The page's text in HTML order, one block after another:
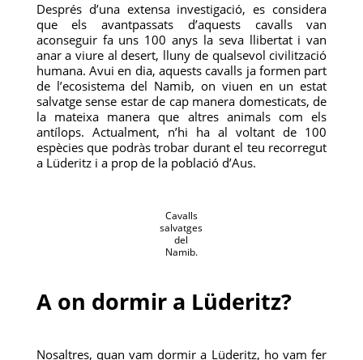
Després d’una extensa investigació, es considera
que els avantpassats d’aquests cavalls van
aconseguir fa uns 100 anys la seva llibertat i van
anar a viure al desert, lluny de qualsevol civilització
humana. Avui en dia, aquests cavalls ja formen part
de l’ecosistema del Namib, on viuen en un estat
salvatge sense estar de cap manera domesticats, de
la mateixa manera que altres animals com els
antílops. Actualment, n’hi ha al voltant de 100
espècies que podràs trobar durant el teu recorregut
a Lüderitz i a prop de la població d’Aus.
Cavalls
salvatges
del
Namib.
A on dormir a Lüderitz?
Nosaltres, quan vam dormir a Lüderitz, ho vam fer